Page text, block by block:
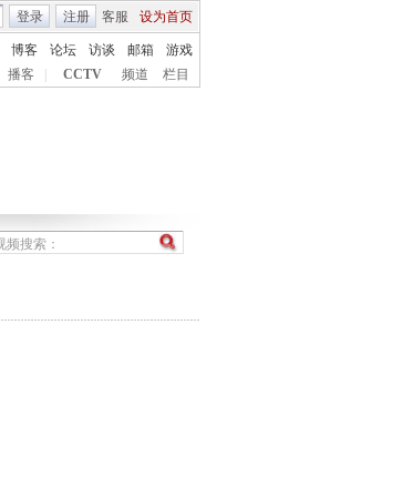
客服 设为首页
登录 注册
博客 论坛 访谈 邮箱
游戏
播客 CCTV 频道 栏目